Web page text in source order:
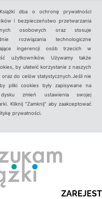
dba o ochronę prywatności
i bezpieczeństwo przetwarzania
osobowych oraz stosuje
rozwiązania technologiczne
ingerencji osób trzecich w
użytkowników. Używamy także
by ułatwić korzystanie z naszych
oraz do celów statystycznych.Jeśli nie
pliki cookies były zapisywane na
zmień ustawienia swojej
Kliknij "Zamknij" aby zaakceptować
prywatności.